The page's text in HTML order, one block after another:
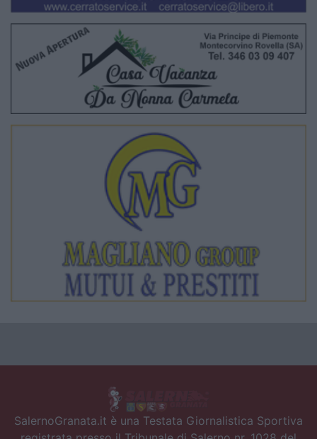
SalernoGranata.it è una Testata Giornalistica Sportiva